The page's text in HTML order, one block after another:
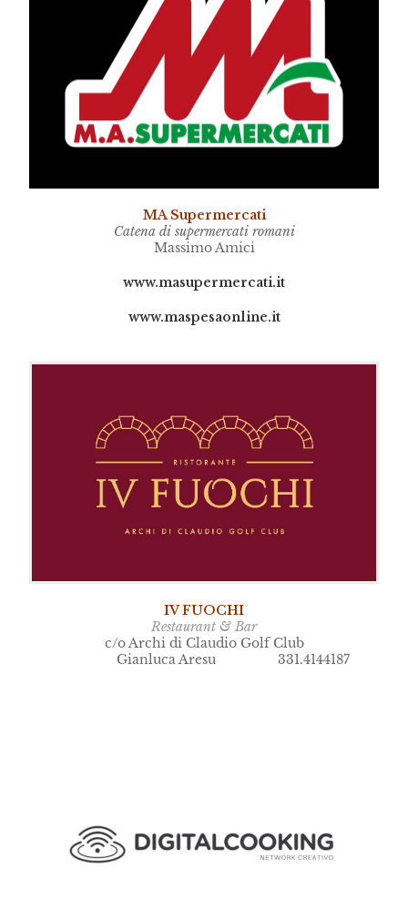
MA Supermercati
Catena di supermercati romani
Massimo Amici
www.masupermercati.it
www.maspesaonline.it
IV FUOCHI
Restaurant & Bar
c/o Archi di Claudio Golf Club
Gianluca Aresu 331.4144187